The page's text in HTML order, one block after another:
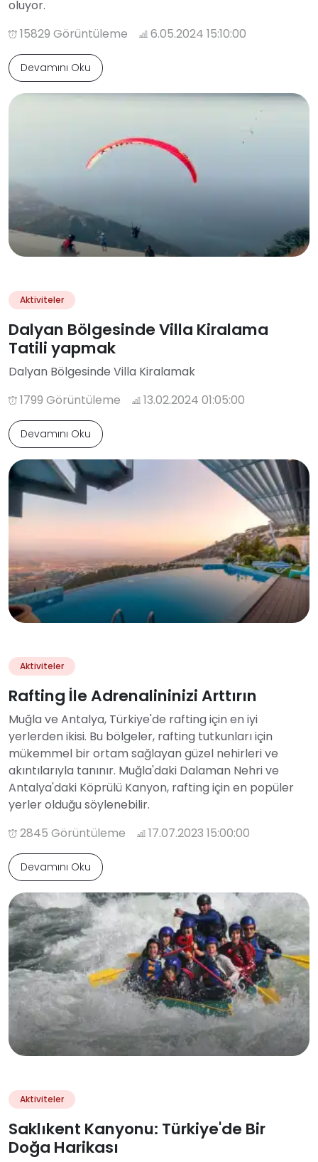
oluyor.
15829 Görüntüleme
6.05.2024 15:10:00
Devamını Oku
Aktiviteler
Dalyan Bölgesinde Villa Kiralama
Tatili yapmak
Dalyan Bölgesinde Villa Kiralamak
1799 Görüntüleme
13.02.2024 01:05:00
Devamını Oku
Aktiviteler
Rafting İle Adrenalininizi Arttırın
Muğla ve Antalya, Türkiye'de rafting için en iyi
yerlerden ikisi. Bu bölgeler, rafting tutkunları için
mükemmel bir ortam sağlayan güzel nehirleri ve
akıntılarıyla tanınır. Muğla'daki Dalaman Nehri ve
Antalya'daki Köprülü Kanyon, rafting için en popüler
yerler olduğu söylenebilir.
2845 Görüntüleme
17.07.2023 15:00:00
Devamını Oku
Aktiviteler
Saklıkent Kanyonu: Türkiye'de Bir
Doğa Harikası